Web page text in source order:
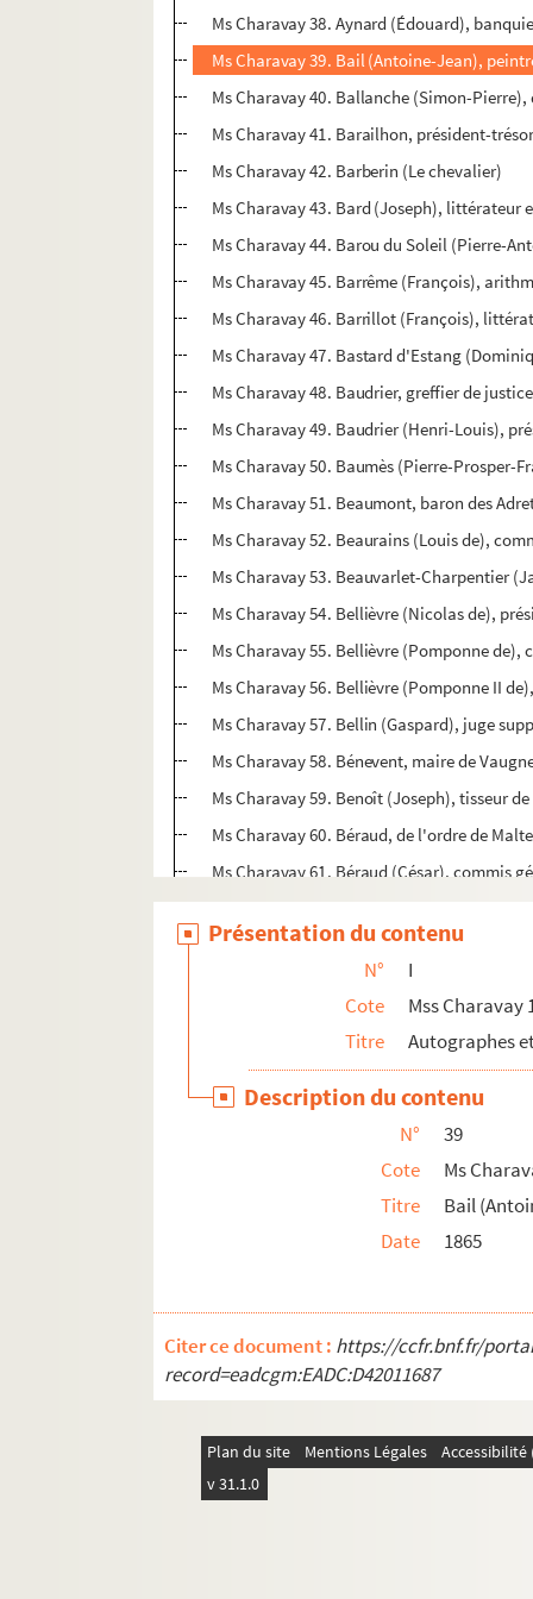
Ms Charavay 38. Aynard (Édouard),
Ms Charavay 39. Bail (Antoine-Jean),
Ms Charavay 40. Ballanche (Simon-
Ms Charavay 41. Barailhon, président-
Ms Charavay 42. Barberin (Le chevalier)
Ms Charavay 43. Bard (Joseph), littérateur
Ms Charavay 44. Barou du Soleil (Pierre-
Ms Charavay 45. Barrême (François),
Ms Charavay 46. Barrillot (François),
Ms Charavay 47. Bastard d'Estang
Ms Charavay 48. Baudrier, greffier de
Ms Charavay 49. Baudrier (Henri-Louis),
Ms Charavay 50. Baumès (Pierre-
Ms Charavay 51. Beaumont, baron des
Ms Charavay 52. Beaurains (Louis de),
Ms Charavay 53. Beauvarlet-Charpentier
Ms Charavay 54. Bellièvre (Nicolas de),
Ms Charavay 55. Bellièvre (Pomponne
Ms Charavay 56. Bellièvre (Pomponne II
Ms Charavay 57. Bellin (Gaspard), juge
Ms Charavay 58. Bénevent, maire de
Ms Charavay 59. Benoît (Joseph), tisseur
Ms Charavay 60. Béraud, de l'ordre de Malte
Ms Charavay 61. Béraud (César), commis
Ms Charavay 62. Béraud (Le Père
Ms Charavay 63. Béraud (Marcellin),
Ms Charavay 64. Béraud (Paul-Émilien),
Ms Charavay 65. Bérenger (Laurent-
Ms Charavay 66. Bergasse (Nicolas),
Ms Charavay 67. Le même et son neveu
Ms Charavay 68. Bernard (Claude),
Ms Charavay 69. Bernard (Martin),
Ms Charavay 70. Berne (Pierre-Antoine),
Ms Charavay 71. Bérulle (Pierre de),
Ms Charavay 73. Bertholon (Christophe-
Ms Charavay 74. Bertholon et Chazelle,
Ms Charavay 75. Bertholon (L'abbé
Ms Charavay 77. Bertin (Henry-Léonard-
Ms Charavay 78. Bertini (Benoit-Auguste),
Présentation du contenu
N°
I
Cote
Mss Charavay
Titre
Autographes
Description du contenu
N°
39
Cote
Ms
Titre
Bail
Date
1865
Citer ce document : https://ccfr.bnf.fr/
record=eadcgm:EADC:D42011687
Plan du site Mentions Légales
v 31.1.0